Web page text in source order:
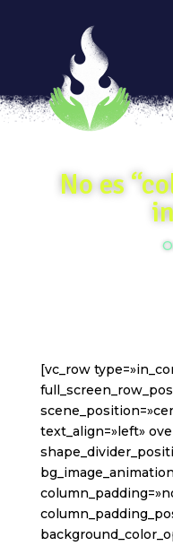
No es
[vc_row
text_align=»left»